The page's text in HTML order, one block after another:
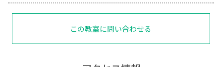
この教室に問い合わせる